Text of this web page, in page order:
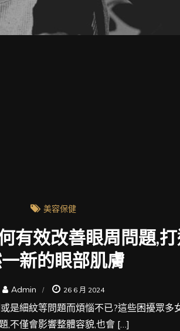
美容保健
有效改善眼周問題,
新的眼部肌膚
Admin 26 6 月 2024
是細紋等問題而煩惱不已?這些困擾眾多
,不僅會影響整體容貌,也會 […]